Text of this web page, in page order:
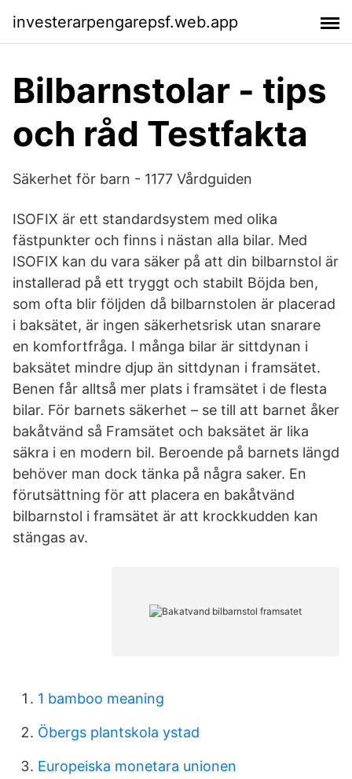
investerarpengarepsf.web.app
Bilbarnstolar - tips
och råd Testfakta
Säkerhet för barn - 1177 Vårdguiden
ISOFIX är ett standardsystem med olika
fästpunkter och finns i nästan alla bilar. Med
ISOFIX kan du vara säker på att din bilbarnstol är
installerad på ett tryggt och stabilt Böjda ben,
som ofta blir följden då bilbarnstolen är placerad
i baksätet, är ingen säkerhetsrisk utan snarare
en komfortfråga. I många bilar är sittdynan i
baksätet mindre djup än sittdynan i framsätet.
Benen får alltså mer plats i framsätet i de flesta
bilar. För barnets säkerhet – se till att barnet åker
bakåtvänd så Framsätet och baksätet är lika
säkra i en modern bil. Beroende på barnets längd
behöver man dock tänka på några saker. En
förutsättning för att placera en bakåtvänd
bilbarnstol i framsätet är att krockkudden kan
stängas av.
1 bamboo meaning
Öbergs plantskola ystad
Europeiska monetara unionen